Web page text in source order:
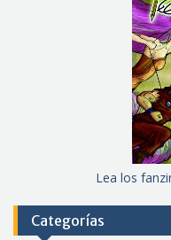
Lea los
Categorías